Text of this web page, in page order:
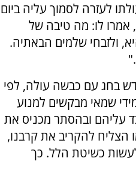
לעזרה לסמוך עליה ביום
אמרו לו: מה טיבה של
ולזבחי שלמים הבאתיה.
בחג עם כבשה עולה, לפי
שמאי מבקשים למנוע
עליהם ובהסתר מכניס את
הצליח להקריב את קרבנו,
כשיטת הלל. כך